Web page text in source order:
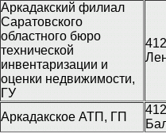
Аркадакский филиал
Саратовского
областного бюро
технической
инвентаризации и
оценки недвижимости,
ГУ
Аркадакское АТП, ГП